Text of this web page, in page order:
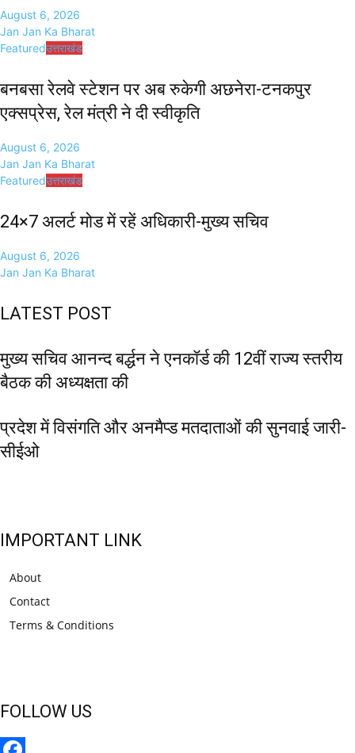
August 6, 2026
Jan Jan Ka Bharat
Featuredउत्तराखंड
बनबसा रेलवे स्टेशन पर अब रुकेगी अछनेरा-टनकपुर
एक्सप्रेस, रेल मंत्री ने दी स्वीकृति
August 6, 2026
Jan Jan Ka Bharat
Featuredउत्तराखंड
24×7 अलर्ट मोड में रहें अधिकारी-मुख्य सचिव
August 6, 2026
Jan Jan Ka Bharat
LATEST POST
मुख्य सचिव आनन्द बर्द्धन ने एनकॉर्ड की 12वीं राज्य स्तरीय
बैठक की अध्यक्षता की
प्रदेश में विसंगति और अनमैप्ड मतदाताओं की सुनवाई जारी-
सीईओ
IMPORTANT LINK
About
Contact
Terms & Conditions
FOLLOW US